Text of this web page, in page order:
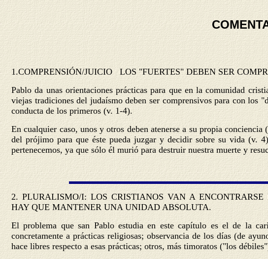
1.COMPRENSIÓN/JUICIO LOS "FUERTES" DEBEN SER
Pablo da unas orientaciones prácticas para que en la comunidad
viejas tradiciones del judaísmo deben ser comprensivos para con los
conducta de los primeros (v. 1-4).
En cualquier caso, unos y otros deben atenerse a su propia
del prójimo para que éste pueda juzgar y decidir sobre su vida (v.
pertenecemos, ya que sólo él murió para destruir nuestra muerte y
2. PLURALISMO/I: LOS CRISTIANOS VAN A ENCONTRARSE
HAY QUE MANTENER UNA UNIDAD ABSOLUTA.
El problema que san Pablo estudia en este capítulo es el de la
concretamente a prácticas religiosas; observancia de los días (de
hace libres respecto a esas prácticas; otros, más timoratos ("los